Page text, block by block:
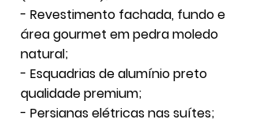
- Revestimento fachada, fundo e
área gourmet em pedra moledo
natural;
- Esquadrias de alumínio preto
qualidade premium;
- Persianas elétricas nas suítes;